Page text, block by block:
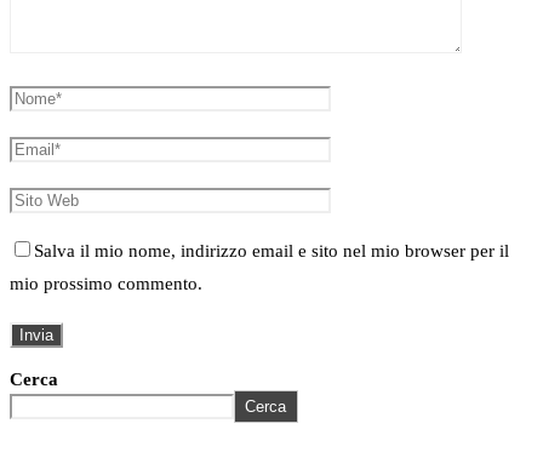
Salva il mio nome, indirizzo email e sito nel mio browser per il
mio prossimo commento.
Cerca
Cerca